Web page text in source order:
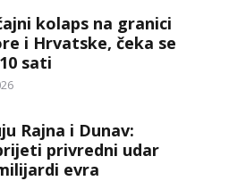
kolaps na granici
i Hrvatske, čeka se
sati
Rajna i Dunav:
privredni udar
evra